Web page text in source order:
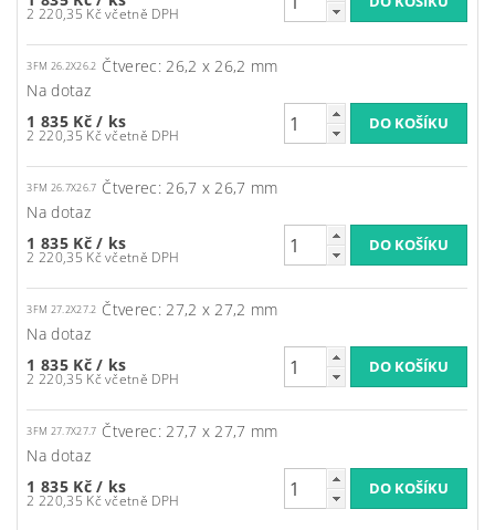
2 220,35 Kč včetně DPH
3FM 26.2X26.2 Čtverec: 26,2 x 26,2 mm
Na dotaz
1 835 Kč/ ks
2 220,35 Kč včetně DPH
3FM 26.7X26.7 Čtverec: 26,7 x 26,7 mm
Na dotaz
1 835 Kč/ ks
2 220,35 Kč včetně DPH
3FM 27.2X27.2 Čtverec: 27,2 x 27,2 mm
Na dotaz
1 835 Kč/ ks
2 220,35 Kč včetně DPH
3FM 27.7X27.7 Čtverec: 27,7 x 27,7 mm
Na dotaz
1 835 Kč/ ks
2 220,35 Kč včetně DPH